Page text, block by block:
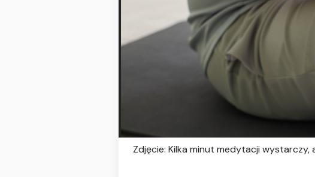
Zdjęcie: Kilka minut medytacji